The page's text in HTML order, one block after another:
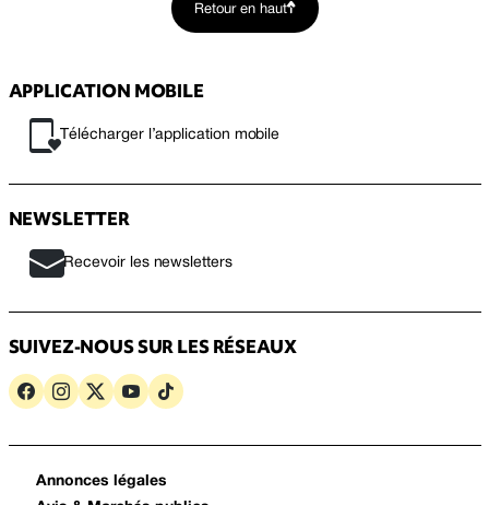
Retour en haut
APPLICATION MOBILE
Télécharger l’application mobile
NEWSLETTER
Recevoir les newsletters
SUIVEZ-NOUS SUR LES RÉSEAUX
Annonces légales